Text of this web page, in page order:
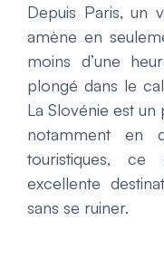
Depuis Paris, un
amène en
moins d’une
plongé dans le
La Slovénie est
notamment en
touristiques,
excellente
sans se ruiner.